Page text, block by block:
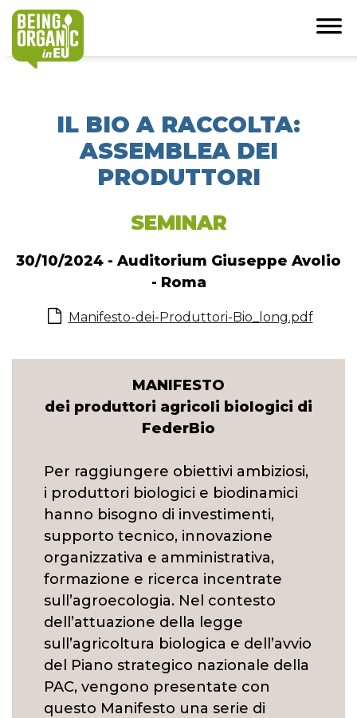
IL BIO A RACCOLTA:
ASSEMBLEA DEI
PRODUTTORI
SEMINAR
30/10/2024 - Auditorium Giuseppe Avolio
- Roma
Manifesto-dei-Produttori-Bio_long.pdf
MANIFESTO
dei produttori agricoli biologici di
FederBio
Per raggiungere obiettivi ambiziosi,
i produttori biologici e biodinamici
hanno bisogno di investimenti,
supporto tecnico, innovazione
organizzativa e amministrativa,
formazione e ricerca incentrate
sull’agroecologia. Nel contesto
dell’attuazione della legge
sull’agricoltura biologica e dell’avvio
del Piano strategico nazionale della
PAC, vengono presentate con
questo Manifesto una serie di